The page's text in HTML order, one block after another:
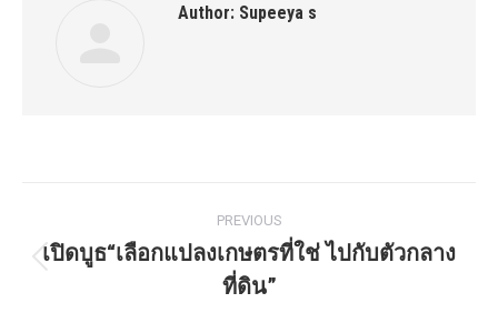
Author: Supeeya s
PREVIOUS
เปิดบูธ“เลือกแปลงเกษตรที่ใช่ ไปกับตัวกลาง
ที่ดิน”